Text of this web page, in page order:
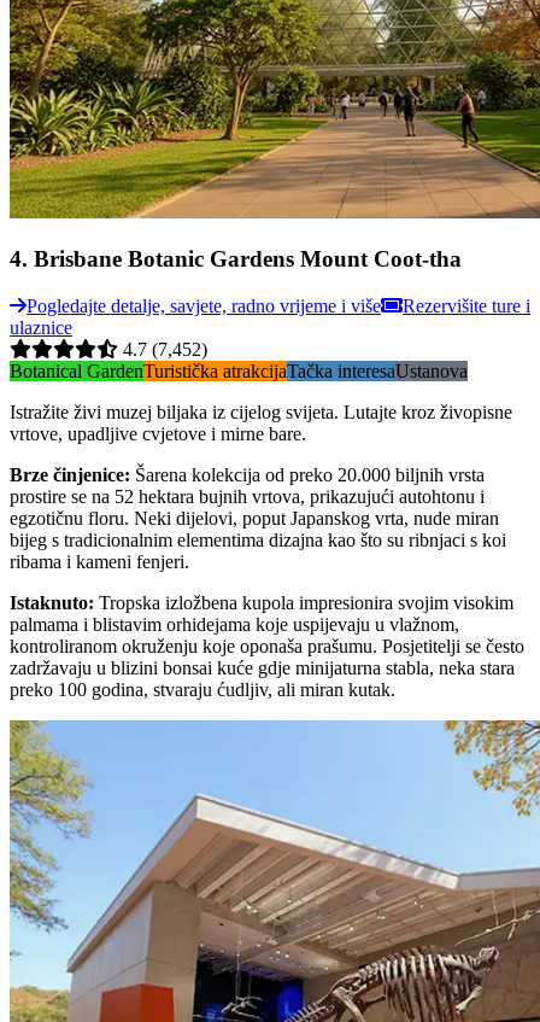
4. Brisbane Botanic Gardens Mount Coot-tha
Pogledajte detalje, savjete, radno vrijeme i više
Rezervišite ture i
ulaznice
4.7 (7,452)
Botanical GardenTuristička atrakcijaTačka interesaUstanova
Istražite živi muzej biljaka iz cijelog svijeta. Lutajte kroz živopisne
vrtove, upadljive cvjetove i mirne bare.
Brze činjenice: Šarena kolekcija od preko 20.000 biljnih vrsta
prostire se na 52 hektara bujnih vrtova, prikazujući autohtonu i
egzotičnu floru. Neki dijelovi, poput Japanskog vrta, nude miran
bijeg s tradicionalnim elementima dizajna kao što su ribnjaci s koi
ribama i kameni fenjeri.
Istaknuto: Tropska izložbena kupola impresionira svojim visokim
palmama i blistavim orhidejama koje uspijevaju u vlažnom,
kontroliranom okruženju koje oponaša prašumu. Posjetitelji se često
zadržavaju u blizini bonsai kuće gdje minijaturna stabla, neka stara
preko 100 godina, stvaraju ćudljiv, ali miran kutak.